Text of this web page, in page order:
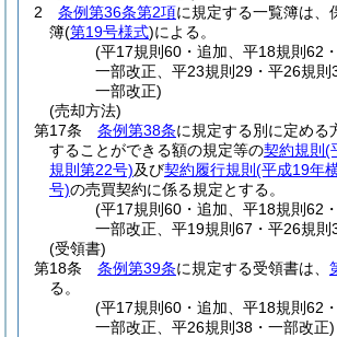
2
条例第36条第2項に規定する一覧簿は、
簿(第19号様式)による。
(平17規則60・追加、平18規則62
一部改正、平23規則29・平26規則
一部改正)
(売却方法)
第17条
条例第38条に規定する別に定める
することができる額の規定等の契約規則 (
規則第22号)及び契約履行規則 (平成19年
号)の売買契約に係る規定とする。
(平17規則60・追加、平18規則62
一部改正、平19規則67・平26規則
(受領書)
第18条
条例第39条に規定する受領書は、
る。
(平17規則60・追加、平18規則62
一部改正、平26規則38・一部改正)